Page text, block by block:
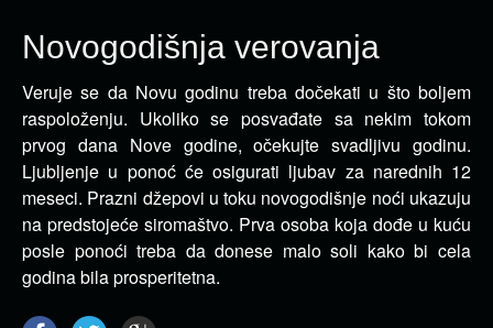
Novogodišnja verovanja
Veruje se da Novu godinu treba dočekati u što boljem
raspoloženju. Ukoliko se posvađate sa nekim tokom
prvog dana Nove godine, očekujte svadljivu godinu.
Ljubljenje u ponoć će osigurati ljubav za narednih 12
meseci. Prazni džepovi u toku novogodišnje noći ukazuju
na predstojeće siromaštvo. Prva osoba koja dođe u kuću
posle ponoći treba da donese malo soli kako bi cela
godina bila prosperitetna.